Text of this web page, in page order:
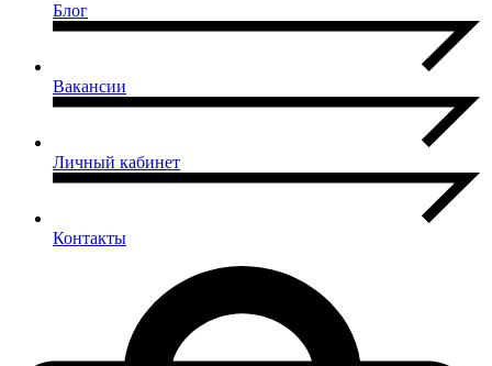
Блог
Вакансии
Личный кабинет
Контакты